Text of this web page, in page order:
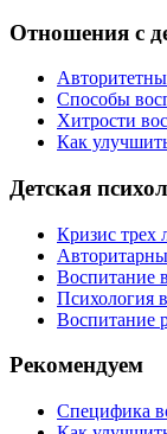
Отношения с
Способы
Хитрости
Как
Детская
Кризис трех
Воспитание
Психология
Воспитание
Рекомендуем
Специфика